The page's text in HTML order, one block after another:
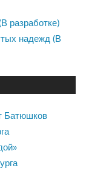
разработке)
надежд (В
Батюшков